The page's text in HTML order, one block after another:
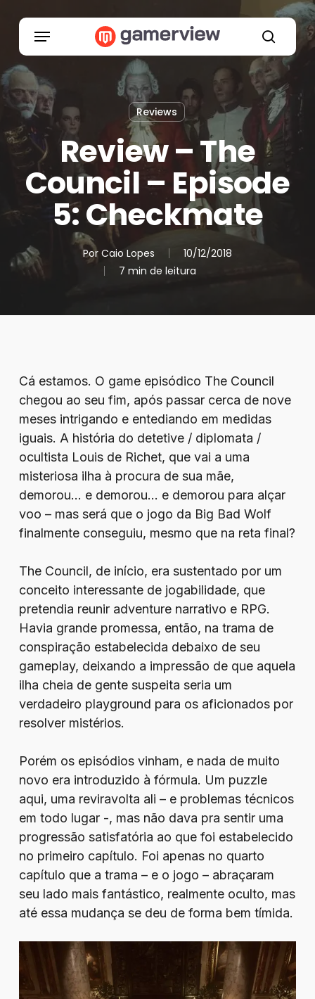
search
Menu
Reviews
Review – The
Council – Episode
5: Checkmate
Por Caio Lopes
10/12/2018
7 min de leitura
Cá estamos. O game episódico The Council
chegou ao seu fim, após passar cerca de nove
meses intrigando e entediando em medidas
iguais. A história do detetive / diplomata /
ocultista Louis de Richet, que vai a uma
misteriosa ilha à procura de sua mãe,
demorou… e demorou… e demorou para alçar
voo – mas será que o jogo da Big Bad Wolf
finalmente conseguiu, mesmo que na reta final?
The Council, de início, era sustentado por um
conceito interessante de jogabilidade, que
pretendia reunir adventure narrativo e RPG.
Havia grande promessa, então, na trama de
conspiração estabelecida debaixo de seu
gameplay, deixando a impressão de que aquela
ilha cheia de gente suspeita seria um
verdadeiro playground para os aficionados por
resolver mistérios.
Porém os episódios vinham, e nada de muito
novo era introduzido à fórmula. Um puzzle
aqui, uma reviravolta ali – e problemas técnicos
em todo lugar -, mas não dava pra sentir uma
progressão satisfatória ao que foi estabelecido
no primeiro capítulo. Foi apenas no quarto
capítulo que a trama – e o jogo – abraçaram
seu lado mais fantástico, realmente oculto, mas
até essa mudança se deu de forma bem tímida.